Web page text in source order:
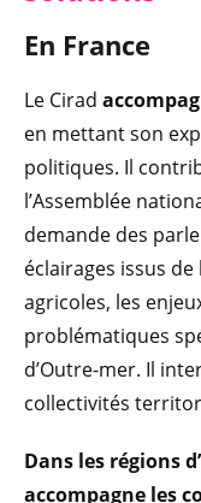
En France
Le Cirad
en mettant son
politiques. Il
l’Assemblée
demande des
éclairages issus
agricoles, les
problématiques
d’Outre-mer. Il
collectivités
Dans les régions
accompagne les